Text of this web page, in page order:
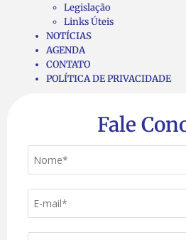
Legislação
Links Úteis
NOTÍCIAS
AGENDA
CONTATO
POLÍTICA DE PRIVACIDADE
Fale